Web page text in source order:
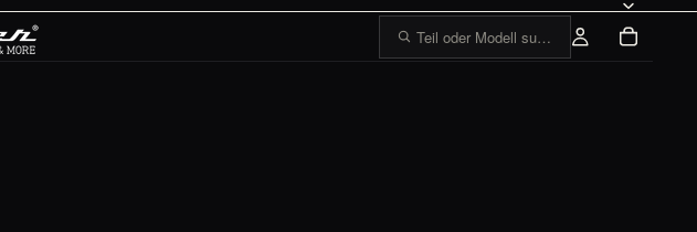
Teil oder Modell suchen, z. B. „1303